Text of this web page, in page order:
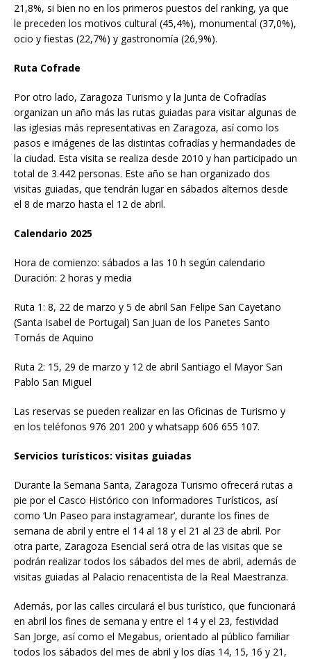
21,8%, si bien no en los primeros puestos del ranking, ya que
le preceden los motivos cultural (45,4%), monumental (37,0%),
ocio y fiestas (22,7%) y gastronomía (26,9%).
Ruta Cofrade
Por otro lado, Zaragoza Turismo y la Junta de Cofradías
organizan un año más las rutas guiadas para visitar algunas de
las iglesias más representativas en Zaragoza, así como los
pasos e imágenes de las distintas cofradías y hermandades de
la ciudad. Esta visita se realiza desde 2010 y han participado un
total de 3.442 personas. Este año se han organizado dos
visitas guiadas, que tendrán lugar en sábados alternos desde
el 8 de marzo hasta el 12 de abril.
Calendario 2025
Hora de comienzo: sábados a las 10 h según calendario
Duración: 2 horas y media
Ruta 1: 8, 22 de marzo y 5 de abril San Felipe San Cayetano
(Santa Isabel de Portugal) San Juan de los Panetes Santo
Tomás de Aquino
Ruta 2: 15, 29 de marzo y 12 de abril Santiago el Mayor San
Pablo San Miguel
Las reservas se pueden realizar en las Oficinas de Turismo y
en los teléfonos 976 201 200 y whatsapp 606 655 107.
Servicios turísticos: visitas guiadas
Durante la Semana Santa, Zaragoza Turismo ofrecerá rutas a
pie por el Casco Histórico con Informadores Turísticos, así
como ‘Un Paseo para instagramear’, durante los fines de
semana de abril y entre el 14 al 18 y el 21 al 23 de abril. Por
otra parte, Zaragoza Esencial será otra de las visitas que se
podrán realizar todos los sábados del mes de abril, además de
visitas guiadas al Palacio renacentista de la Real Maestranza.
Además, por las calles circulará el bus turístico, que funcionará
en abril los fines de semana y entre el 14 y el 23, festividad
San Jorge, así como el Megabus, orientado al público familiar
todos los sábados del mes de abril y los días 14, 15, 16 y 21,